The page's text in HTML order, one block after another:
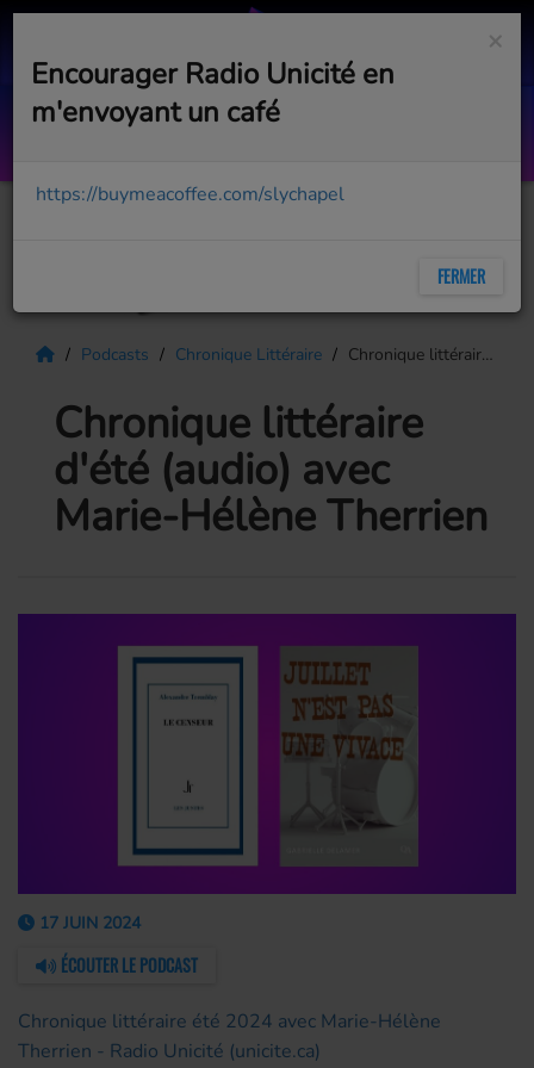
In The Ghetto
Podcasts Chronique Littéraire Chronique littéraire d'été (audio) avec Marie-Hélène Therrien
Chronique littéraire
d'été (audio) avec
Marie-Hélène Therrien
17 JUIN 2024
ÉCOUTER LE PODCAST
Chronique littéraire été 2024 avec Marie-Hélène
Therrien - Radio Unicité (unicite.ca)
×
Encourager Radio Unicité en
m'envoyant un café
https://buymeacoffee.com/slychapel
FERMER